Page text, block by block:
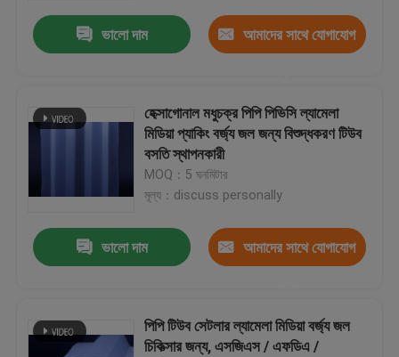
বাড়ি
মান নিয়ন্ত্রণ
আমাদের সাথে যোগাযোগ করুন
ভালো দাম আমাদের সাথে যোগাযোগ
হেক্সাগোনাল মধুচক্র পিপি পিভিসি ল্যামেলা
মিডিয়া প্যাকিং বর্জ্য জল জন্য বিশুদ্ধকরণ টিউব
বসতি স্থাপনকারী
MOQ：5 ঘনমিটার
মূল্য：discuss personally
ভালো দাম আমাদের সাথে যোগাযোগ
পিপি টিউব সেটলার ল্যামেলা মিডিয়া বর্জ্য জল
চিকিত্সার জন্য, এসজিএস / এফডিএ /